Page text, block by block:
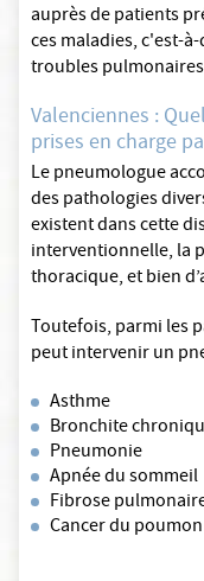
auprès de patients
ces maladies, c'est-
troubles
Valenciennes :
prises en charge
Le pneumologue
des pathologies
existent dans cette
interventionnelle, la
thoracique, et bien
Toutefois, parmi les
peut intervenir un
Asthme
Bronchite
Pneumonie
Apnée du sommeil
Fibrose
Cancer du poumon